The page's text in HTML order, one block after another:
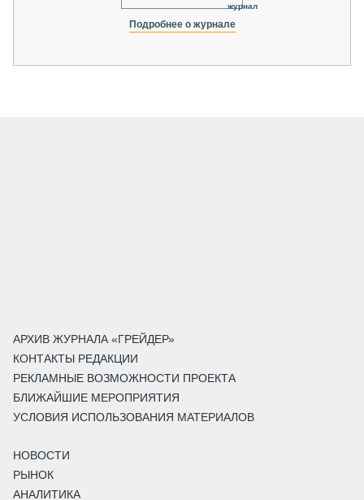
журнал
Подробнее о журнале
АРХИВ ЖУРНАЛА «ГРЕЙДЕР»
КОНТАКТЫ РЕДАКЦИИ
РЕКЛАМНЫЕ ВОЗМОЖНОСТИ ПРОЕКТА
БЛИЖАЙШИЕ МЕРОПРИЯТИЯ
УСЛОВИЯ ИСПОЛЬЗОВАНИЯ МАТЕРИАЛОВ
НОВОСТИ
РЫНОК
АНАЛИТИКА